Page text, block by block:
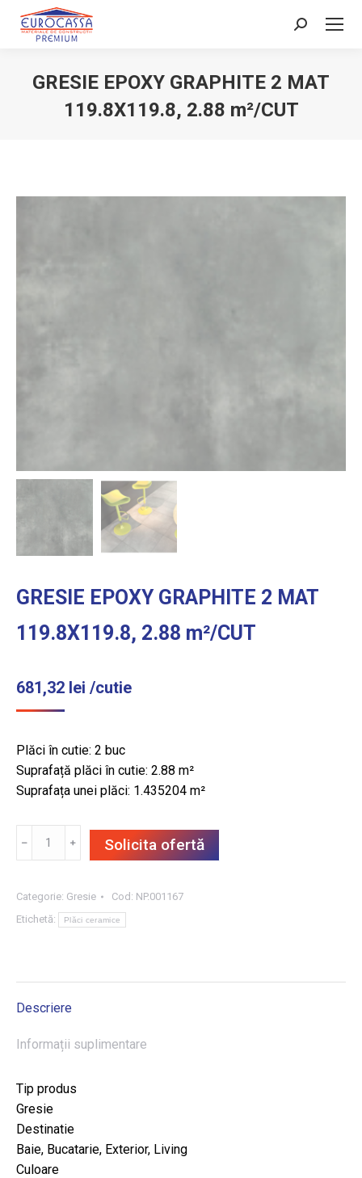
Search:
GRESIE EPOXY GRAPHITE 2 MAT
119.8X119.8, 2.88 m²/CUT
GRESIE EPOXY GRAPHITE 2 MAT
119.8X119.8, 2.88 m²/CUT
681,32 lei /cutie
Plăci în cutie: 2 buc
Suprafață plăci în cutie: 2.88 m²
Suprafața unei plăci: 1.435204 m²
GRAPHITE
2
﹣ ﹢ Solicita ofertă
Categorie: Gresie Cod: NP.001167
Etichetă:
Plăci ceramice
Descriere
Informații suplimentare
Tip produs
Gresie
Destinatie
Baie, Bucatarie, Exterior, Living
Culoare